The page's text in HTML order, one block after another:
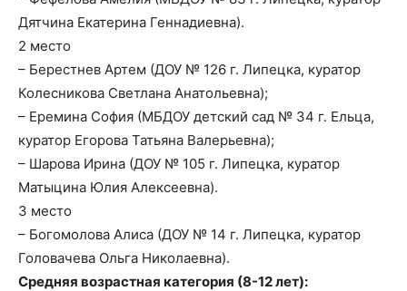
Дятчина Екатерина Геннадиевна).
2 место
– Берестнев Артем (ДОУ № 126 г. Липецка, куратор
Колесникова Светлана Анатольевна);
– Еремина София (МБДОУ детский сад № 34 г. Ельца,
куратор Егорова Татьяна Валерьевна);
– Шарова Ирина (ДОУ № 105 г. Липецка, куратор
Матыцина Юлия Алексеевна).
3 место
– Богомолова Алиса (ДОУ № 14 г. Липецка, куратор
Головачева Ольга Николаевна).
Средняя возрастная категория (8-12 лет):